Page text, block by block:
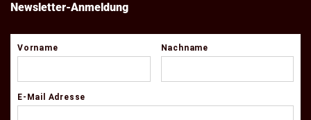
Newsletter-Anmeldung